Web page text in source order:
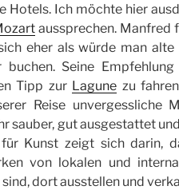
Hotels. Ich möchte hier
aussprechen. Manfred
eher als würde man alte
buchen. Seine
Tipp zur Lagune zu
Reise unvergessliche
sauber, gut ausgestattet
Kunst zeigt sich darin,
von lokalen und
dort ausstellen und